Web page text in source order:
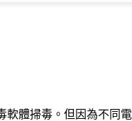
體掃毒。但因為不